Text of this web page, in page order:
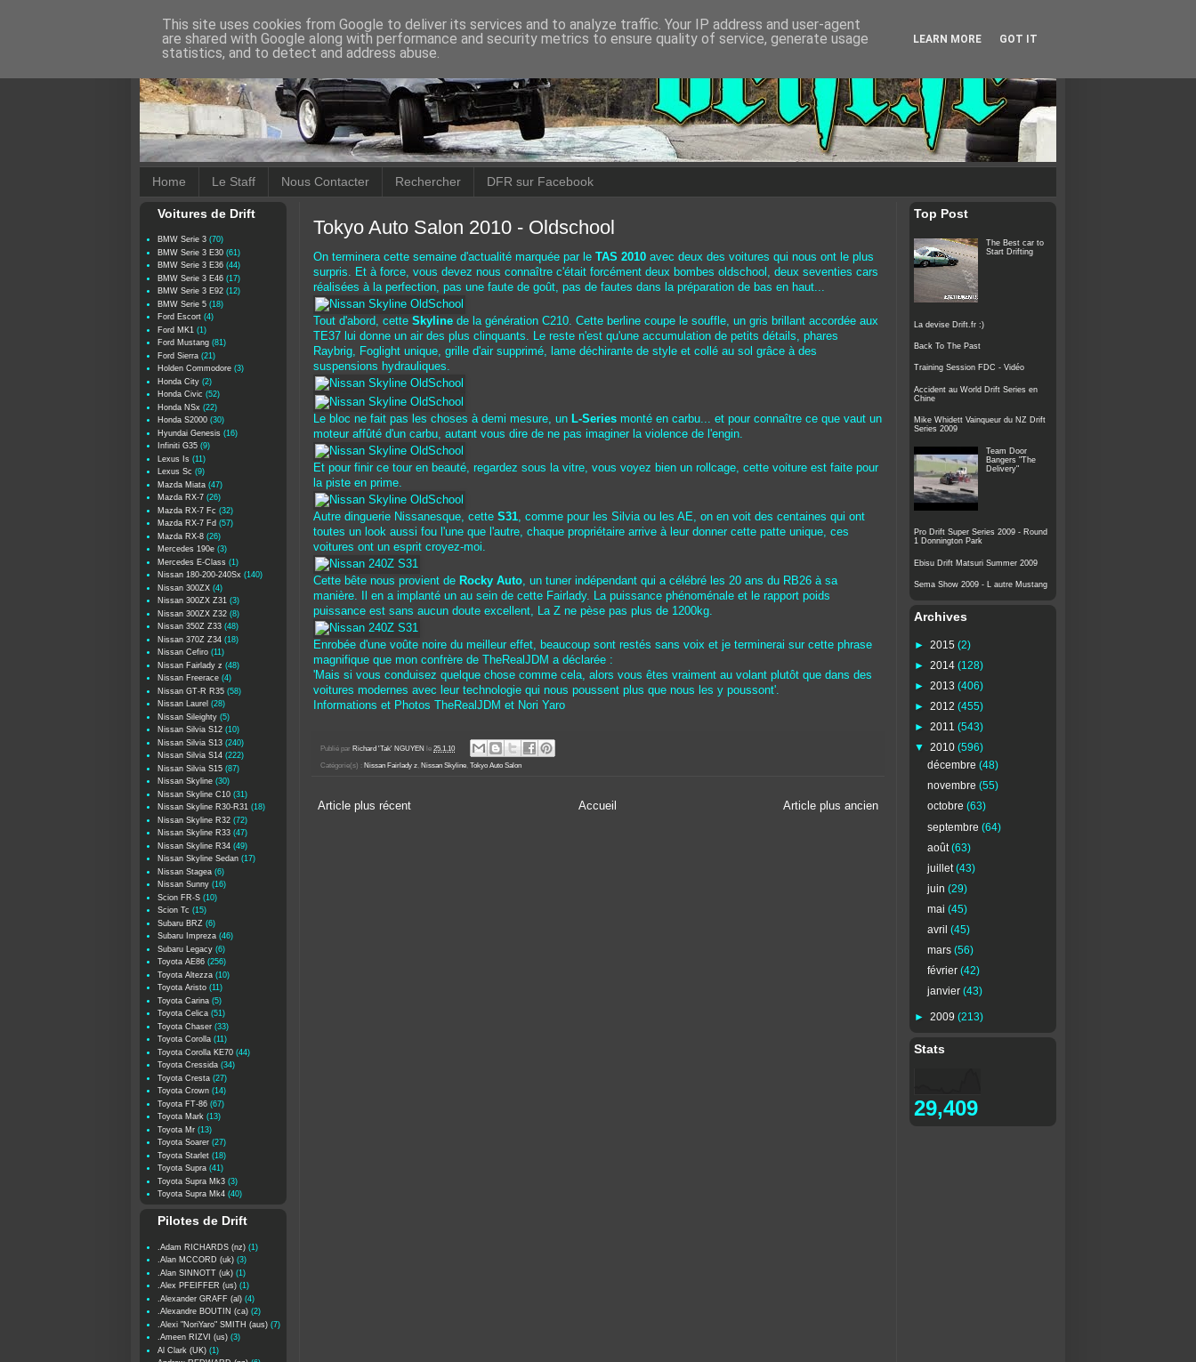
Home Le Staff Nous Contacter Rechercher DFR sur Facebook
Tokyo Auto Salon 2010 - Oldschool
On terminera cette semaine d'actualité marquée par le TAS 2010 avec deux des voitures qui nous ont le plus
surpris. Et à force, vous devez nous connaître c'était forcément deux bombes oldschool, deux seventies cars
réalisées à la perfection, pas une faute de goût, pas de fautes dans la préparation de bas en haut...
Tout d'abord, cette Skyline de la génération C210. Cette berline coupe le souffle, un gris brillant accordée aux
TE37 lui donne un air des plus clinquants. Le reste n'est qu'une accumulation de petits détails, phares
Raybrig, Foglight unique, grille d'air supprimé, lame déchirante de style et collé au sol grâce à des
suspensions hydrauliques.
Le bloc ne fait pas les choses à demi mesure, un L-Series monté en carbu... et pour connaître ce que vaut un
moteur affûté d'un carbu, autant vous dire de ne pas imaginer la violence de l'engin.
Et pour finir ce tour en beauté, regardez sous la vitre, vous voyez bien un rollcage, cette voiture est faite pour
la piste en prime.
Autre dinguerie Nissanesque, cette S31, comme pour les Silvia ou les AE, on en voit des centaines qui ont
toutes un look aussi fou l'une que l'autre, chaque propriétaire arrive à leur donner cette patte unique, ces
voitures ont un esprit croyez-moi.
Cette bête nous provient de Rocky Auto, un tuner indépendant qui a célébré les 20 ans du RB26 à sa
manière. Il en a implanté un au sein de cette Fairlady. La puissance phénoménale et le rapport poids
puissance est sans aucun doute excellent, La Z ne pèse pas plus de 1200kg.
Enrobée d'une voûte noire du meilleur effet, beaucoup sont restés sans voix et je terminerai sur cette phrase
magnifique que mon confrère de TheRealJDM a déclarée :
'Mais si vous conduisez quelque chose comme cela, alors vous êtes vraiment au volant plutôt que dans des
voitures modernes avec leur technologie qui nous poussent plus que nous les y poussont'.
Informations et Photos TheRealJDM et Nori Yaro
Publié par Richard 'Tak' NGUYEN le 25.1.10
Catégorie(s) : Nissan Fairlady z, Nissan Skyline, Tokyo Auto Salon
Article plus récent Article plus ancien
Accueil
Voitures de Drift
BMW Serie 3 (70)
BMW Serie 3 E30 (61)
BMW Serie 3 E36 (44)
BMW Serie 3 E46 (17)
BMW Serie 3 E92 (12)
BMW Serie 5 (18)
Ford Escort (4)
Ford MK1 (1)
Ford Mustang (81)
Ford Sierra (21)
Holden Commodore (3)
Honda City (2)
Honda Civic (52)
Honda NSx (22)
Honda S2000 (30)
Hyundai Genesis (16)
Infiniti G35 (9)
Lexus Is (11)
Lexus Sc (9)
Mazda Miata (47)
Mazda RX-7 (26)
Mazda RX-7 Fc (32)
Mazda RX-7 Fd (57)
Mazda RX-8 (26)
Mercedes 190e (3)
Mercedes E-Class (1)
Nissan 180-200-240Sx (140)
Nissan 300ZX (4)
Nissan 300ZX Z31 (3)
Nissan 300ZX Z32 (8)
Nissan 350Z Z33 (48)
Nissan 370Z Z34 (18)
Nissan Cefiro (11)
Nissan Fairlady z (48)
Nissan Freerace (4)
Nissan GT-R R35 (58)
Nissan Laurel (28)
Nissan Sileighty (5)
Nissan Silvia S12 (10)
Nissan Silvia S13 (240)
Nissan Silvia S14 (222)
Nissan Silvia S15 (87)
Nissan Skyline (30)
Nissan Skyline C10 (31)
Nissan Skyline R30-R31 (18)
Nissan Skyline R32 (72)
Nissan Skyline R33 (47)
Nissan Skyline R34 (49)
Nissan Skyline Sedan (17)
Nissan Stagea (6)
Nissan Sunny (16)
Scion FR-S (10)
Scion Tc (15)
Subaru BRZ (6)
Subaru Impreza (46)
Subaru Legacy (6)
Toyota AE86 (256)
Toyota Altezza (10)
Toyota Aristo (11)
Toyota Carina (5)
Toyota Celica (51)
Toyota Chaser (33)
Toyota Corolla (11)
Toyota Corolla KE70 (44)
Toyota Cressida (34)
Toyota Cresta (27)
Toyota Crown (14)
Toyota FT-86 (67)
Toyota Mark (13)
Toyota Mr (13)
Toyota Soarer (27)
Toyota Starlet (18)
Toyota Supra (41)
Toyota Supra Mk3 (3)
Toyota Supra Mk4 (40)
Pilotes de Drift
.Adam RICHARDS (nz) (1)
.Alan MCCORD (uk) (3)
.Alan SINNOTT (uk) (1)
.Alex PFEIFFER (us) (1)
.Alexander GRAFF (al) (4)
.Alexandre BOUTIN (ca) (2)
.Alexi "NoriYaro" SMITH (aus) (7)
.Ameen RIZVI (us) (3)
Al Clark (UK) (1)
Top Post
The Best car to
Start Drifting
La devise Drift.fr :)
Back To The Past
Training Session FDC - Vidéo
Accident au World Drift Series en
Chine
Mike Whidett Vainqueur du NZ Drift
Series 2009
Team Door
Bangers "The
Delivery"
Pro Drift Super Series 2009 - Round
1 Donnington Park
Ebisu Drift Matsuri Summer 2009
Sema Show 2009 - L autre Mustang
Archives
► 2015 (2)
► 2014 (128)
► 2013 (406)
► 2012 (455)
► 2011 (543)
▼ 2010 (596)
décembre (48)
novembre (55)
octobre (63)
septembre (64)
août (63)
juillet (43)
juin (29)
mai (45)
avril (45)
mars (56)
février (42)
janvier (43)
► 2009 (213)
Stats
29,409
This site uses cookies from Google to deliver its services and to analyze traffic. Your IP address and user-agent
are shared with Google along with performance and security metrics to ensure quality of service, generate usage
statistics, and to detect and address abuse.
LEARN MORE GOT IT